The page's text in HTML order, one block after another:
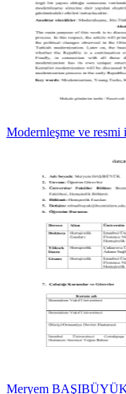
Modernleşme ve resmi
Meryem BAŞIBÜYÜK